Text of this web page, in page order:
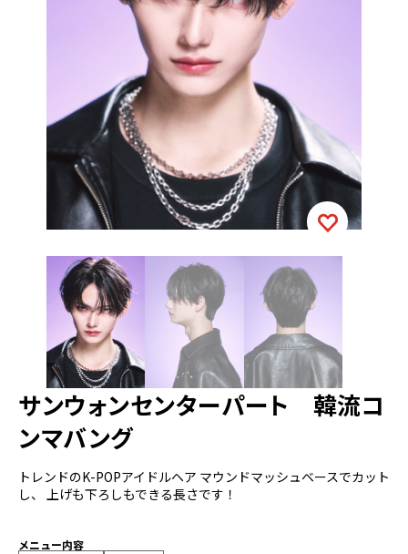
サンウォンセンターパート 韓流コ
ンマバング
トレンドのK-POPアイドルヘア マウンドマッシュベースでカット
し、 上げも下ろしもできる長さです！
メニュー内容